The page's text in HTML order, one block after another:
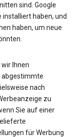
sind. Google
installiert haben, und
haben, um neue
Ihnen
abgestimmte
nach
zu
Sie auf einer
für Werbung